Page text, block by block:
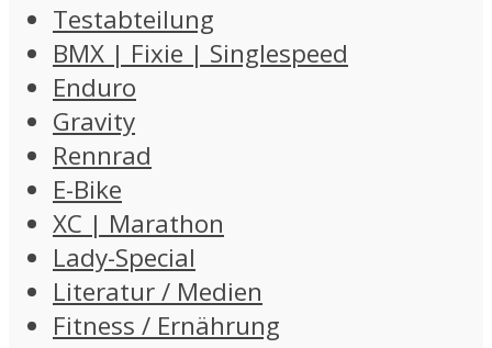
Testabteilung
BMX | Fixie | Singlespeed
Enduro
Gravity
Rennrad
E-Bike
XC | Marathon
Lady-Special
Literatur / Medien
Fitness / Ernährung